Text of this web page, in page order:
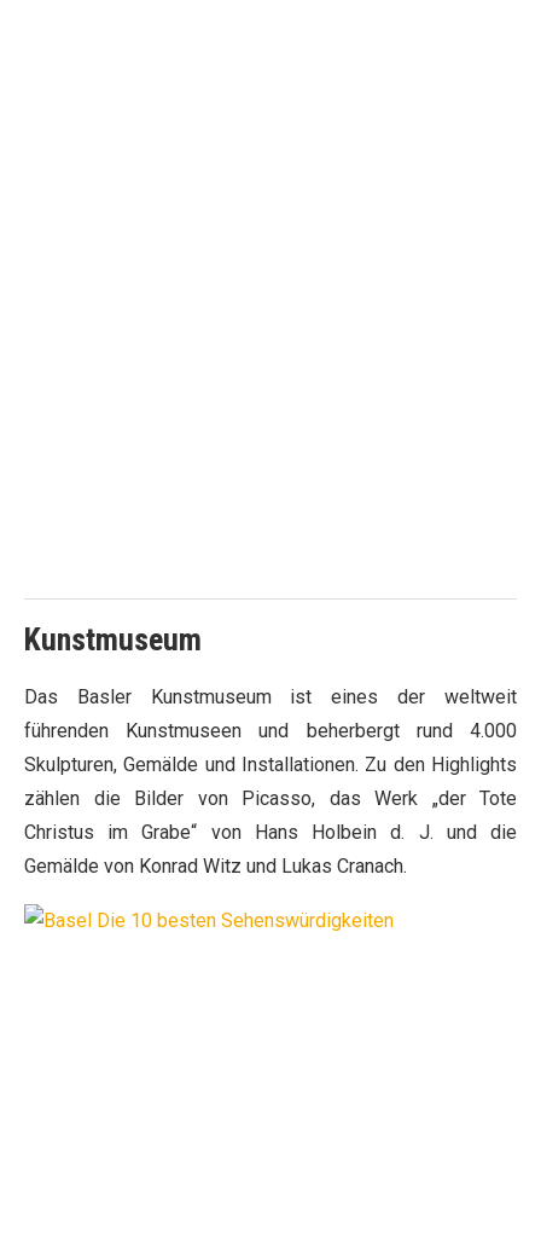
Kunstmuseum
Das Basler Kunstmuseum ist eines der weltweit
führenden Kunstmuseen und beherbergt rund 4.000
Skulpturen, Gemälde und Installationen. Zu den Highlights
zählen die Bilder von Picasso, das Werk „der Tote
Christus im Grabe“ von Hans Holbein d. J. und die
Gemälde von Konrad Witz und Lukas Cranach.